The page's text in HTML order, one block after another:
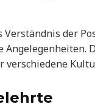
der
verschiedene